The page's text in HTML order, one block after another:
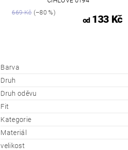
669 Kč(–80 %)
od133 Kč
Barva
Druh
Druh oděvu
Fit
Kategorie
Materiál
velikost